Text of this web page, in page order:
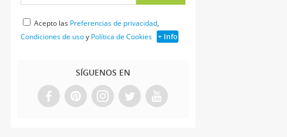
Acepto las Preferencias de privacidad,
Condiciones de usoy Política de Cookies + Info
SÍGUENOS EN